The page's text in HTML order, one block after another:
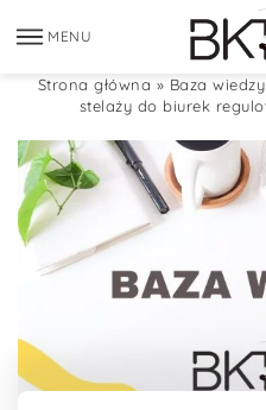
MENU
Strona główna » Baza wiedzy
stelaży do biurek